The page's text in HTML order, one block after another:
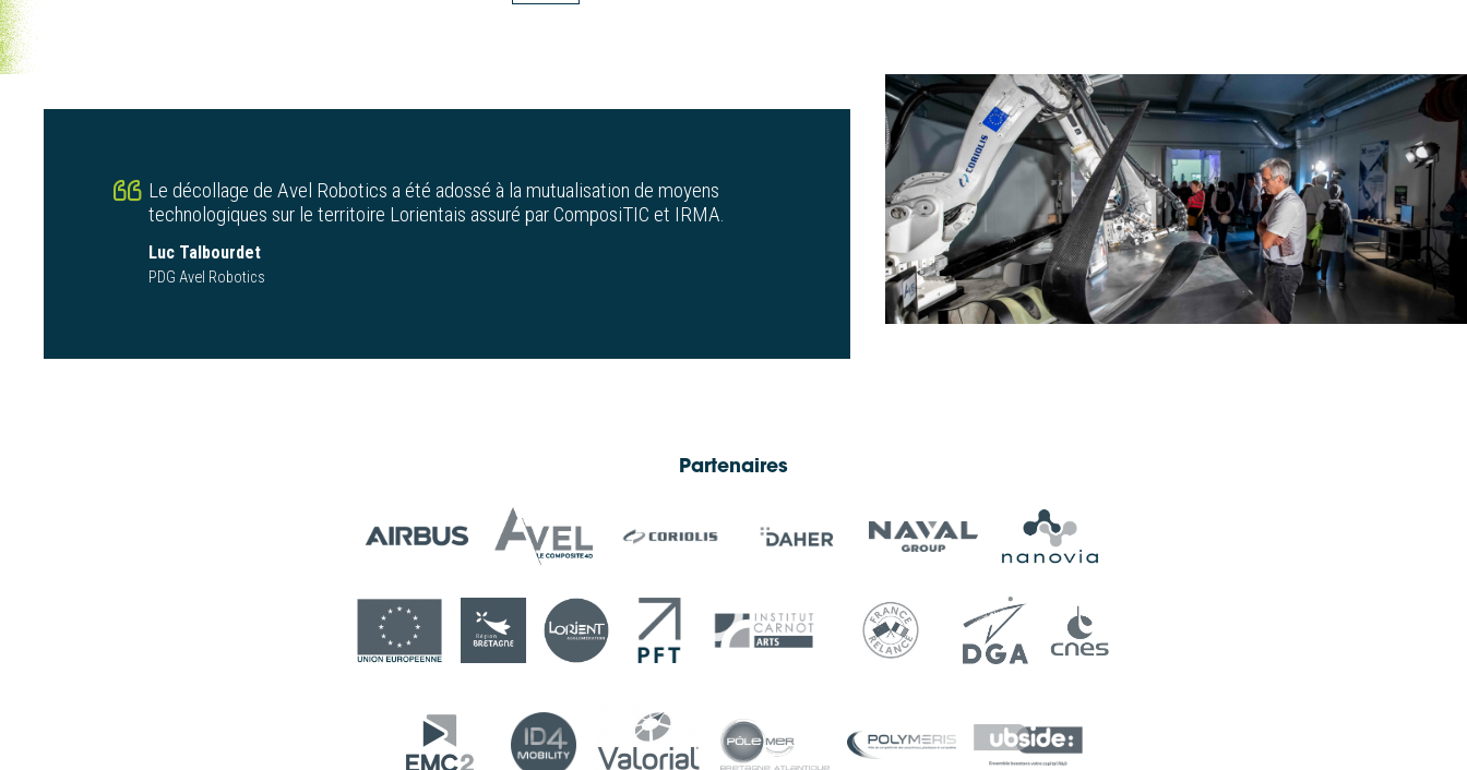
Le décollage de Avel Robotics a été adossé à la mutualisation de moyens
technologiques sur le territoire Lorientais assuré par ComposiTIC et IRMA.
Luc Talbourdet
PDG Avel Robotics
Partenaires